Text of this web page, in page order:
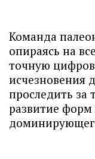
Команда
опираясь на
точную
исчезновения
проследить за
развитие форм